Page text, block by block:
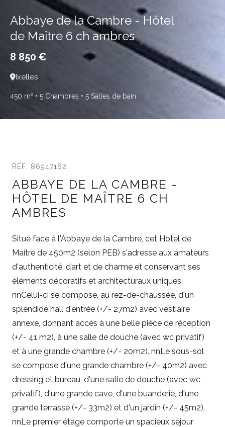
Abbaye de la Cambre - Hôtel
de Maître 6 ch ambres
8 850 €
Ixelles
450 m² • 5 Chambres • 5 Salles de bain
REF: 86947162
ABBAYE DE LA CAMBRE -
HÔTEL DE MAÎTRE 6 CH
AMBRES
Situé face à l'Abbaye de la Cambre, cet Hotel de
Maitre de 450m2 (selon PEB) s'adresse aux amateurs
d'authenticité, d’art et de charme et conservant ses
éléments décoratifs et architecturaux uniques.
nnCelui-ci se compose, au rez-de-chaussée, d'un
splendide hall d'entrée (+/- 27m2) avec vestiaire
annexe, donnant accès à une belle pièce de réception
(+/- 41 m2), à une salle de douche (avec wc privatif)
et à une grande chambre (+/- 20m2). nnLe sous-sol
se compose d'une grande chambre (+/- 40m2) avec
dressing et bureau, d'une salle de douche (avec wc
privatif), d'une grande cave, d'une buanderie, d'une
grande terrasse (+/- 33m2) et d'un jardin (+/- 45m2).
nnLe premier étage comporte un spacieux séjour